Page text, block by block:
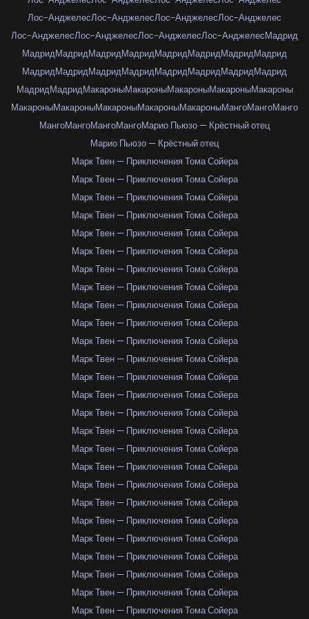
Лос-АнджелесЛос-АнджелесЛос-АнджелесЛос-Анджелес
Лос-АнджелесЛос-АнджелесЛос-АнджелесЛос-АнджелесМадрид
МадридМадридМадридМадридМадридМадридМадридМадрид
МадридМадридМадридМадридМадридМадридМадридМадрид
МадридМадридМакароныМакароныМакароныМакароныМакароны
МакароныМакароныМакароныМакароныМакароныМангоМангоМанго
МангоМангоМангоМангоМарио Пьюзо — Крёстный отец
Марио Пьюзо — Крёстный отец
Марк Твен — Приключения Тома Сойера
Марк Твен — Приключения Тома Сойера
Марк Твен — Приключения Тома Сойера
Марк Твен — Приключения Тома Сойера
Марк Твен — Приключения Тома Сойера
Марк Твен — Приключения Тома Сойера
Марк Твен — Приключения Тома Сойера
Марк Твен — Приключения Тома Сойера
Марк Твен — Приключения Тома Сойера
Марк Твен — Приключения Тома Сойера
Марк Твен — Приключения Тома Сойера
Марк Твен — Приключения Тома Сойера
Марк Твен — Приключения Тома Сойера
Марк Твен — Приключения Тома Сойера
Марк Твен — Приключения Тома Сойера
Марк Твен — Приключения Тома Сойера
Марк Твен — Приключения Тома Сойера
Марк Твен — Приключения Тома Сойера
Марк Твен — Приключения Тома Сойера
Марк Твен — Приключения Тома Сойера
Марк Твен — Приключения Тома Сойера
Марк Твен — Приключения Тома Сойера
Марк Твен — Приключения Тома Сойера
Марк Твен — Приключения Тома Сойера
Марк Твен — Приключения Тома Сойера
Марк Твен — Приключения Тома Сойера